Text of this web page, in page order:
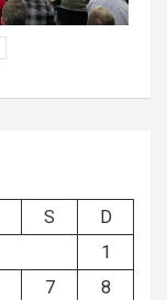
S
D
1
7
8